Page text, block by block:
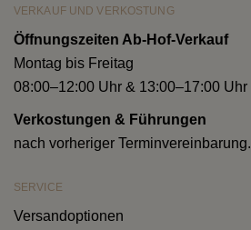
VERKAUF UND VERKOSTUNG
Öffnungszeiten Ab-Hof-Verkauf
Montag bis Freitag
08:00–12:00 Uhr & 13:00–17:00 Uhr
Verkostungen & Führungen
nach vorheriger Terminvereinbarung.
SERVICE
Versandoptionen